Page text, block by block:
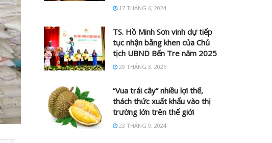
17 THÁNG 6, 2024
TS. Hồ Minh Sơn vinh dự tiếp
tục nhận bằng khen của Chủ
tịch UBND Bến Tre năm 2025
29 THÁNG 3, 2025
“Vua trái cây” nhiều lợi thế,
thách thức xuất khẩu vào thị
trường lớn trên thế giới
23 THÁNG 9, 2024